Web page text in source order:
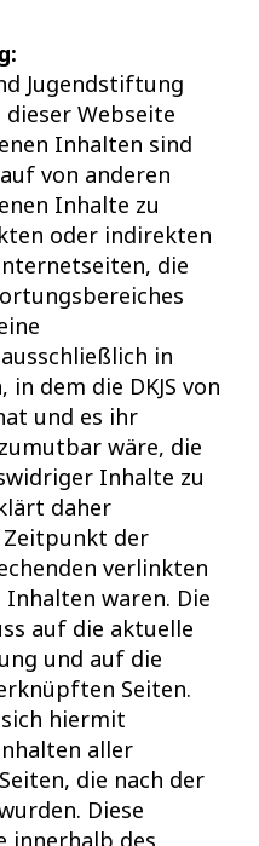
Jugendstiftung
Webseite
Inhalten sind
von anderen
Inhalte zu
oder indirekten
die
in
dem die DKJS von
und es ihr
wäre, die
Inhalte zu
daher
Zeitpunkt der
verlinkten
waren. Die
auf die aktuelle
und auf die
Seiten.
hiermit
aller
die nach der
Diese
innerhalb des